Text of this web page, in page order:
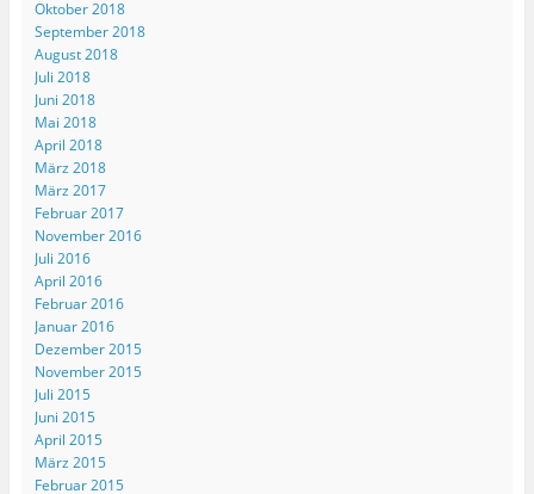
Oktober 2018
September 2018
August 2018
Juli 2018
Juni 2018
Mai 2018
April 2018
März 2018
März 2017
Februar 2017
November 2016
Juli 2016
April 2016
Februar 2016
Januar 2016
Dezember 2015
November 2015
Juli 2015
Juni 2015
April 2015
März 2015
Februar 2015